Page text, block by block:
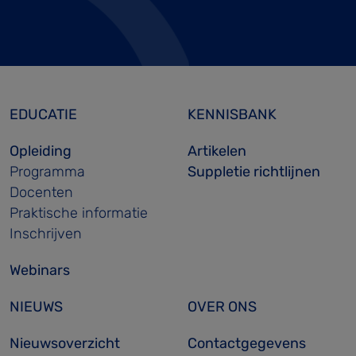
EDUCATIE
Opleiding
Programma
Docenten
Praktische informatie
Inschrijven
Webinars
KENNISBANK
Artikelen
Suppletie richtlijnen
NIEUWS
Nieuwsoverzicht
OVER ONS
Contactgegevens